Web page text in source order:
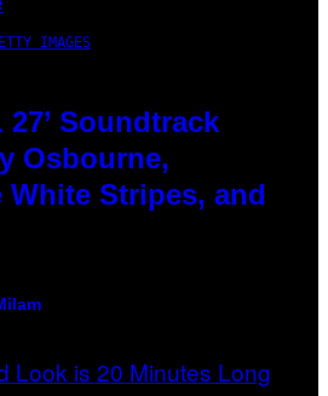
IMAGES
27’ Soundtrack
Osbourne,
White Stripes, and